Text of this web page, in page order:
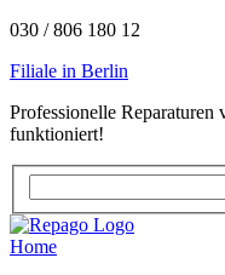
030 / 806 180 12
Filiale in Berlin
Professionelle Reparaturen
funktioniert!
Home